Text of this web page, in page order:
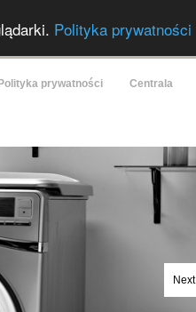
Polityka prywatności
Polityka prywatności Centrala
Next